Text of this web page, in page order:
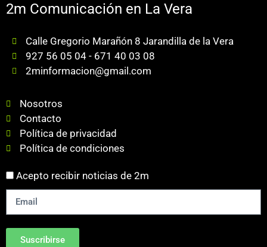
2m Comunicación en La Vera
Calle Gregorio Marañón 8 Jarandilla de la Vera
927 56 05 04 - 671 40 03 08
2minformacion@gmail.com
Nosotros
Contacto
Política de privacidad
Política de condiciones
Acepto recibir noticias de 2m
Suscribirse